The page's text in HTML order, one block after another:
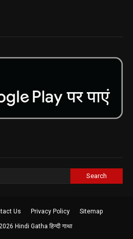
Us Privacy Policy Sitemap
Hindi Gatha हिन्दी गाथा